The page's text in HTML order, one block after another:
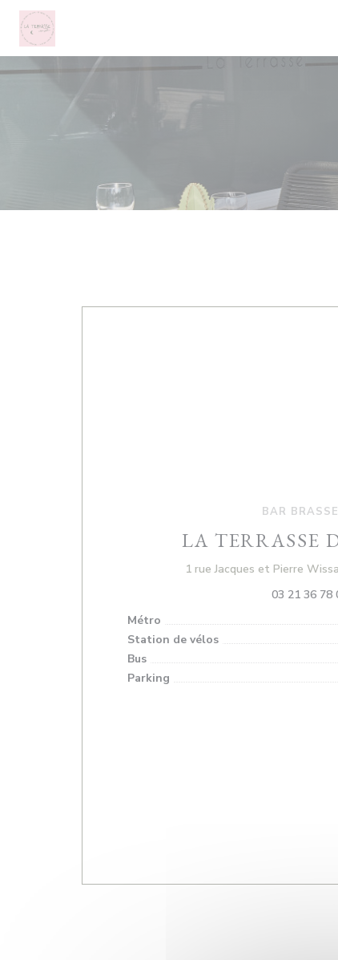
Personnalisation de vos choix en matière de cookies
BAR
LA TERRASSE
1 rue Jacques et Pierre
03 21 36 78
Métro
Station de vélos
Bus
Parking